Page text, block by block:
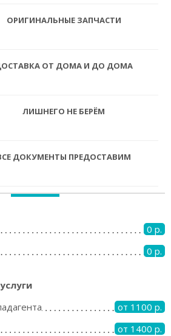
ОРИГИНАЛЬНЫЕ ЗАПЧАСТИ
ОТ ДОМА И ДО ДОМА
ЛИШНЕГО НЕ БЕРЁМ
ДОКУМЕНТЫ ПРЕДОСТАВИМ
0 р.
0 р.
от 1100 р.
от 1400 р.